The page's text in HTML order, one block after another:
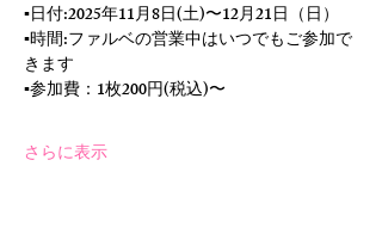
▪️日付:2025年11月8日(土)〜12月21日（日）
▪️時間:ファルベの営業中はいつでもご参加で
きます
▪️参加費：1枚200円(税込)〜
さらに表示